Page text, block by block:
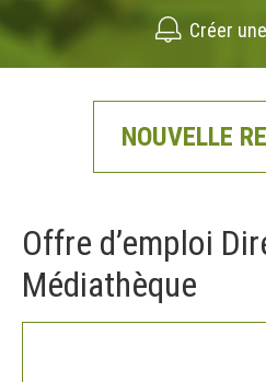
Créer
NOUVELLE
Offre d’emploi
Médiathèque